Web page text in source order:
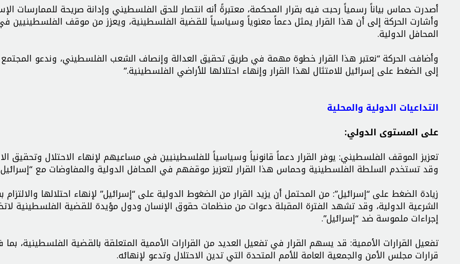
أصدرت حماس بياناً رسمياً رحبت فيه بقرار المحكمة، معتبرةً أنه انتصار للحق الفلسطيني وإدانة صريحة للممارسات
وأشارت الحركة إلى أن هذا القرار يمثل دعماً معنوياً وسياسياً للقضية الفلسطينية، ويعزز من موقف الفلسطينيين
المحافل الدولية.
وأضافت الحركة “نعتبر هذا القرار خطوة مهمة في طريق تحقيق العدالة وإنصاف الشعب الفلسطيني، وندعو
إلى الضغط على إسرائيل للامتثال لهذا القرار وإنهاء احتلالها للأراضي الفلسطينية.”
التداعيات الدولية والمحلية
على المستوى الدولي:
تعزيز الموقف الفلسطيني: يوفر القرار دعماً قانونياً وسياسياً للفلسطينيين في مساعيهم لإنهاء الاحتلال وتحقيق
وقد تستخدم السلطة الفلسطينية وحماس هذا القرار لتعزيز موقفهم في المحافل الدولية والمفاوضات مع
زيادة الضغط على “إسرائيل”: من المحتمل أن يزيد القرار من الضغوط الدولية على “إسرائيل” لإنهاء احتلالها والالتزام
الشرعية الدولية، وقد تشهد الفترة المقبلة دعوات من منظمات حقوق الإنسان ودول مؤيدة للقضية الفلسطينية
إجراءات ملموسة ضد “إسرائيل”.
تفعيل القرارات الأممية: قد يسهم القرار في تفعيل العديد من القرارات الأممية المتعلقة بالقضية الفلسطينية،
قرارات مجلس الأمن والجمعية العامة للأمم المتحدة التي تدين الاحتلال وتدعو لإنهائه.